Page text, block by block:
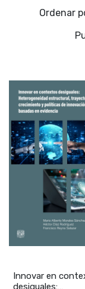
Ordenar
Innovar en